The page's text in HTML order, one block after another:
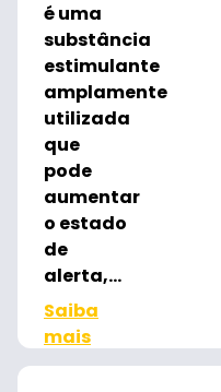
é uma
substância
estimulante
amplamente
utilizada
que
pode
aumentar
o estado
de
alerta,...
Saiba
mais